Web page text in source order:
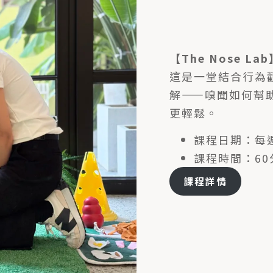
【The Nose Lab
這是一堂結合行為
解——嗅聞如何幫
更輕鬆。
課程日期：
課程時間：
課程詳情